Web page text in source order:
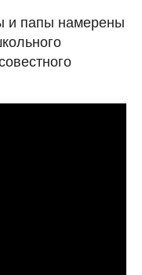
и папы намерены